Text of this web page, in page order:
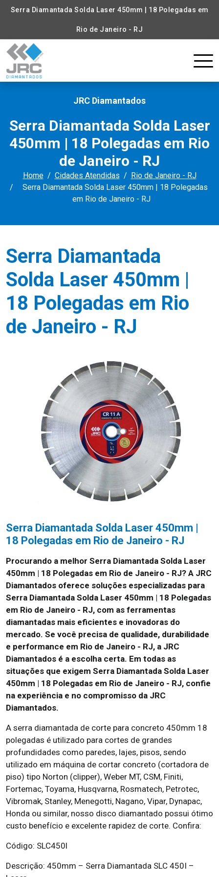
Serra Diamantada Solda Laser 450mm | 18 Polegadas em
Rio de Janeiro - RJ
JRC Diamantados
Serra Diamantada Solda Laser
450mm | 18 Polegadas em Rio
de Janeiro - RJ
Home Cidades Atendidas
Rio de Janeiro - RJ
Serra Diamantada Solda Laser 450mm | 18 Polegadas
em Rio de Janeiro - RJ
Serra Diamantada
Solda Laser 450mm |
18 Polegadas em Rio
de Janeiro - RJ
Serra Diamantada Solda Laser 450mm |
18 Polegadas em Rio de Janeiro - RJ
Procurando a melhor Serra Diamantada Solda Laser
450mm | 18 Polegadas em Rio de Janeiro - RJ? A JRC
Diamantados oferece soluções especializadas para
Serra Diamantada Solda Laser 450mm | 18 Polegadas
em Rio de Janeiro - RJ, com as ferramentas
diamantadas mais eficientes e inovadoras do
mercado. Se você precisa de qualidade, durabilidade
e performance em Rio de Janeiro - RJ, a JRC
Diamantados é a escolha certa. Em todas as
situações que exigem Serra Diamantada Solda Laser
450mm | 18 Polegadas em Rio de Janeiro - RJ, confie
na experiência e no compromisso da JRC
Diamantados.
A serra diamantada de corte para concreto 450mm 18
polegadas é utilizado para cortes de grandes
profundidades como paredes, lajes, pisos, sendo
utilizado em máquina de cortar concreto (cortadora de
piso) tipo Norton (clipper), Weber MT, CSM, Finiti,
Fortemac, Toyama, Husqvarna, Rosmatech, Petrotec,
Vibromak, Stanley, Menegotti, Nagano, Vipar, Dynapac,
Honda ou similar, nosso disco diamantado possui ótimo
custo benefício e excelente rapidez de corte. Confira:
Código: SLC450l
Descrição: 450mm – Serra Diamantada SLC 450I –